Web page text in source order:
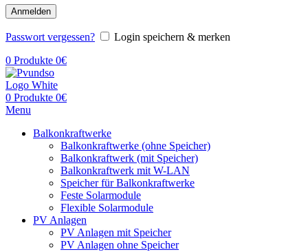
Anmelden
Passwort vergessen?
Login speichern & merken
0 Produkte 0€
0 Produkte 0€
Menu
Balkonkraftwerke
Balkonkraftwerke (ohne Speicher)
Balkonkraftwerk (mit Speicher)
Balkonkraftwerk mit W-LAN
Speicher für Balkonkraftwerke
Feste Solarmodule
Flexible Solarmodule
PV Anlagen
PV Anlagen mit Speicher
PV Anlagen ohne Speicher